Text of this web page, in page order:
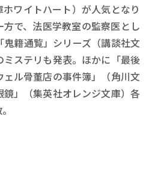
ワイトハート）が人気となり
で、法医学教室の監察医とし
籍通覧」シリーズ（講談社文
ステリも発表。ほかに「最後
ル骨董店の事件簿」（角川文
」（集英社オレンジ文庫）各